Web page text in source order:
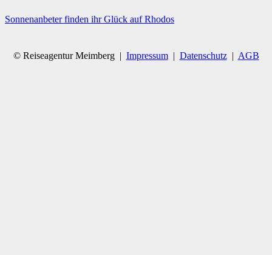
Sonnenanbeter finden ihr Glück auf Rhodos
© Reiseagentur Meimberg | Impressum| Datenschutz| AGB